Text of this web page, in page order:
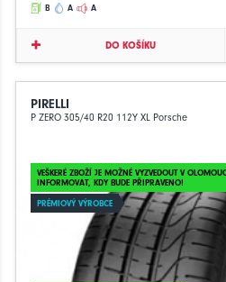
B A A
DO KOŠÍKU
PIRELLI
P ZERO 305/40 R20 112Y XL Porsche
VEŠKERÉ ZBOŽÍ JE MOŽNÉ VYZVEDOUT V
INFORMOVAT, KDY BUDE PŘIPRAVENO!
PRÉMIOVÝ VÝROBCE